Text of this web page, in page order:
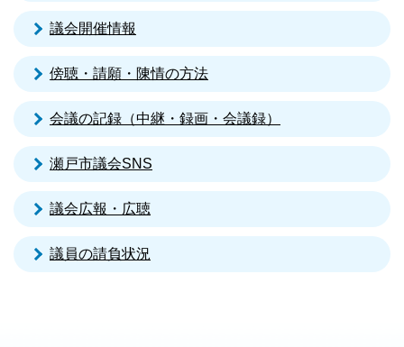
議会開催情報
傍聴・請願・陳情の方法
会議の記録（中継・録画・会議録）
瀬戸市議会SNS
議会広報・広聴
議員の請負状況